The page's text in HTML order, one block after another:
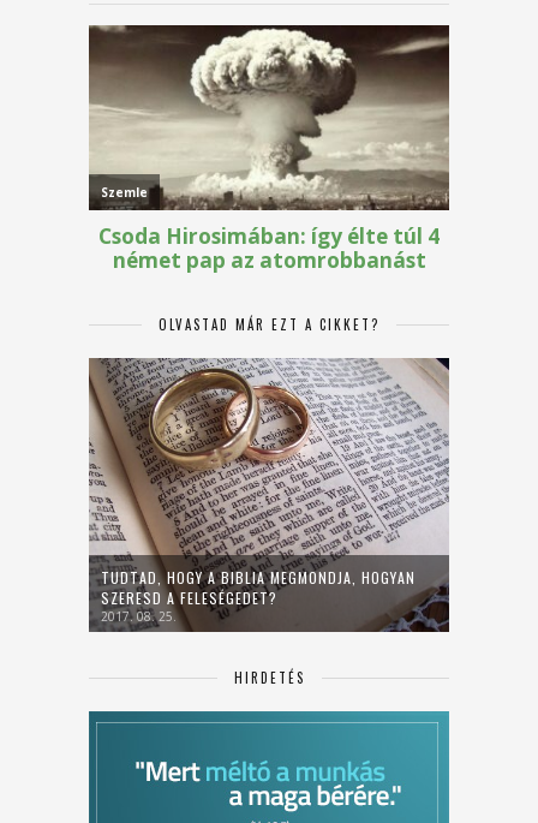
OLVASTAD MÁR EZT A CIKKET?
TUDTAD, HOGY A BIBLIA MEGMONDJA, HOGYAN
SZERESD A FELESÉGEDET?
2017. 08. 25.
HIRDETÉS